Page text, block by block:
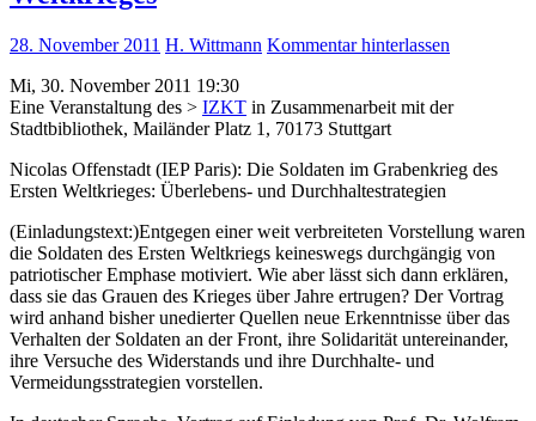
28. November 2011 H. Wittmann Kommentar hinterlassen
Mi, 30. November 2011 19:30
Eine Veranstaltung des > IZKT in Zusammenarbeit mit der
Stadtbibliothek, Mailänder Platz 1, 70173 Stuttgart
Nicolas Offenstadt (IEP Paris): Die Soldaten im Grabenkrieg des
Ersten Weltkrieges: Überlebens- und Durchhaltestrategien
(Einladungstext:)Entgegen einer weit verbreiteten Vorstellung waren
die Soldaten des Ersten Weltkriegs keineswegs durchgängig von
patriotischer Emphase motiviert. Wie aber lässt sich dann erklären,
dass sie das Grauen des Krieges über Jahre ertrugen? Der Vortrag
wird anhand bisher unedierter Quellen neue Erkenntnisse über das
Verhalten der Soldaten an der Front, ihre Solidarität untereinander,
ihre Versuche des Widerstands und ihre Durchhalte- und
Vermeidungsstrategien vorstellen.